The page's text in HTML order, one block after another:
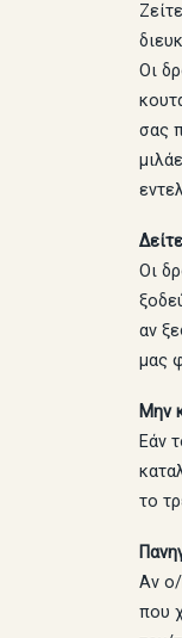
Οι
σας
Οι
αν
μας
Μην
Εάν
το
Αν ο/
που